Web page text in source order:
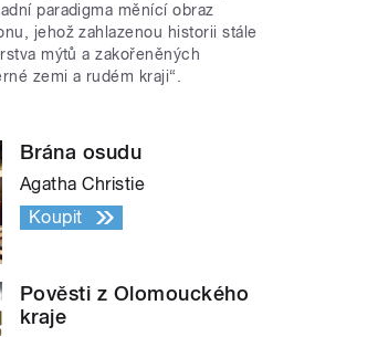
paradigma měnící obraz
jehož zahlazenou historii stále
mýtů a zakořeněných
zemi a rudém kraji“.
Brána osudu
Agatha Christie
Koupit
Pověsti z Olomouckého
kraje